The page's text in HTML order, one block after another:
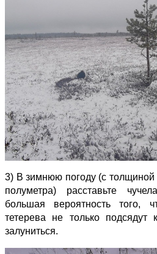
3) В зимнюю погоду (с толщиной
полуметра) расставьте
большая вероятность того,
тетерева не только
залуниться.